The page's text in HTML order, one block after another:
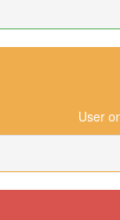
User